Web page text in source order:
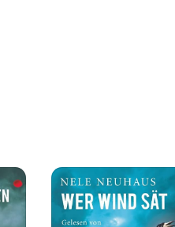
In ihrer Krimireihe, die im
in Hofheim. Neben dem
des Privatlebens der
Hamburg HHV GmbH,